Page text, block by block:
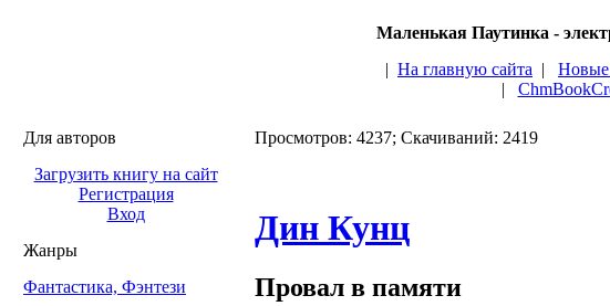
Маленькая Паутинка -
| На главную сайта | Новые
|
Для авторов
Загрузить книгу на сайт
Регистрация
Вход
Жанры
Фантастика, Фэнтези
Просмотров: 4237; Скачиваний: 2419
Дин Кунц
Провал в памяти